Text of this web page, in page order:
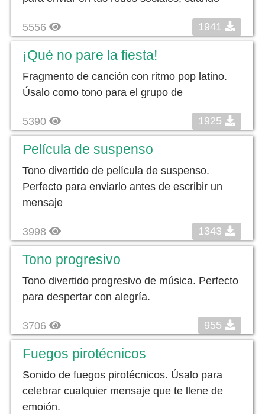
5556 1941
¡Qué no pare la fiesta!
Fragmento de canción con ritmo pop latino.
Úsalo como tono para el grupo de
5390 1925
Película de suspenso
Tono divertido de película de suspenso.
Perfecto para enviarlo antes de escribir un
mensaje
3998 1343
Tono progresivo
Tono divertido progresivo de música. Perfecto
para despertar con alegría.
3706 955
Fuegos pirotécnicos
Sonido de fuegos pirotécnicos. Úsalo para
celebrar cualquier mensaje que te llene de
emoión.